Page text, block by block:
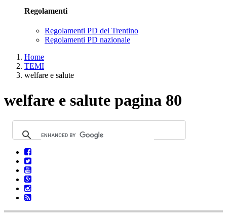
Regolamenti
Regolamenti PD del Trentino
Regolamenti PD nazionale
Home
TEMI
welfare e salute
welfare e salute pagina 80